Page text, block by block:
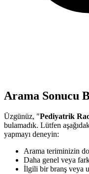
Arama Sonucu
Üzgünüz, "Pediyatrik
bulamadık. Lütfen
yapmayı deneyin:
Arama teriminizin
Daha genel veya
İlgili bir branş veya